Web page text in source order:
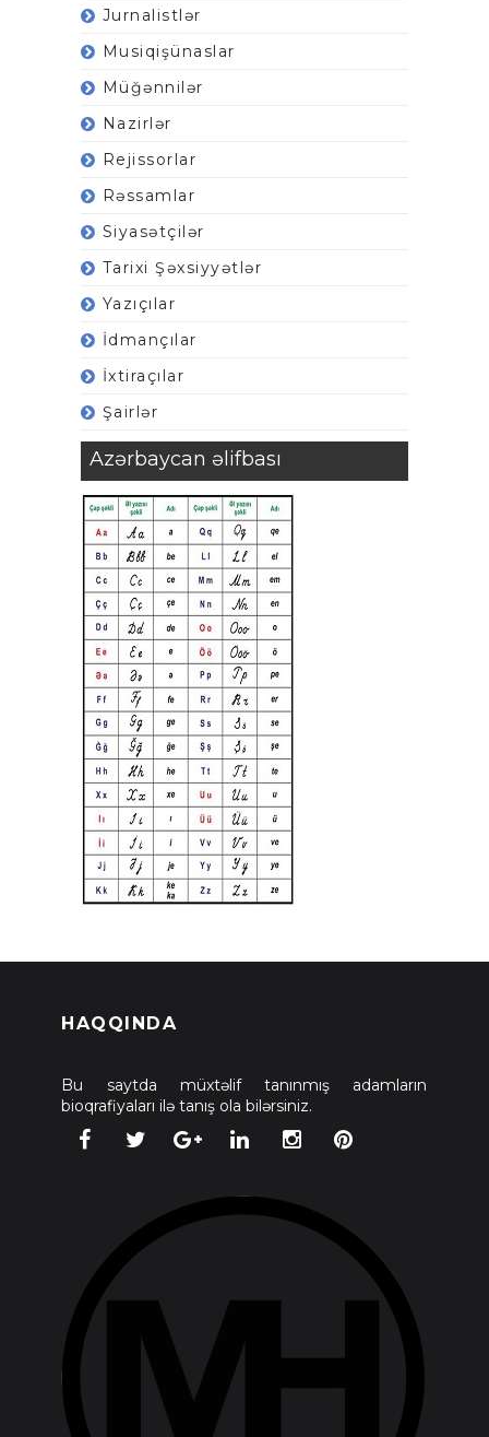
Jurnalistlər
Musiqişünaslar
Müğənnilər
Nazirlər
Rejissorlar
Rəssamlar
Siyasətçilər
Tarixi Şəxsiyyətlər
Yazıçılar
İdmançılar
İxtiraçılar
Şairlər
Azərbaycan əlifbası
HAQQINDA
Bu saytda müxtəlif tanınmış adamların
bioqrafiyaları ilə tanış ola bilərsiniz.